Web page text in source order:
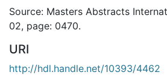
Source: Masters Abstracts
02, page: 0470.
URI
http://hdl.handle.net/10393/4462